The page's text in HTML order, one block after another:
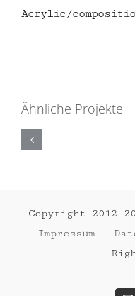
Acrylic/
Ähnliche Projekte
Copyright 2012-
Impressum|